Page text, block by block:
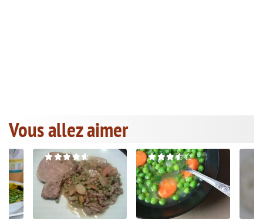
Vous allez aimer